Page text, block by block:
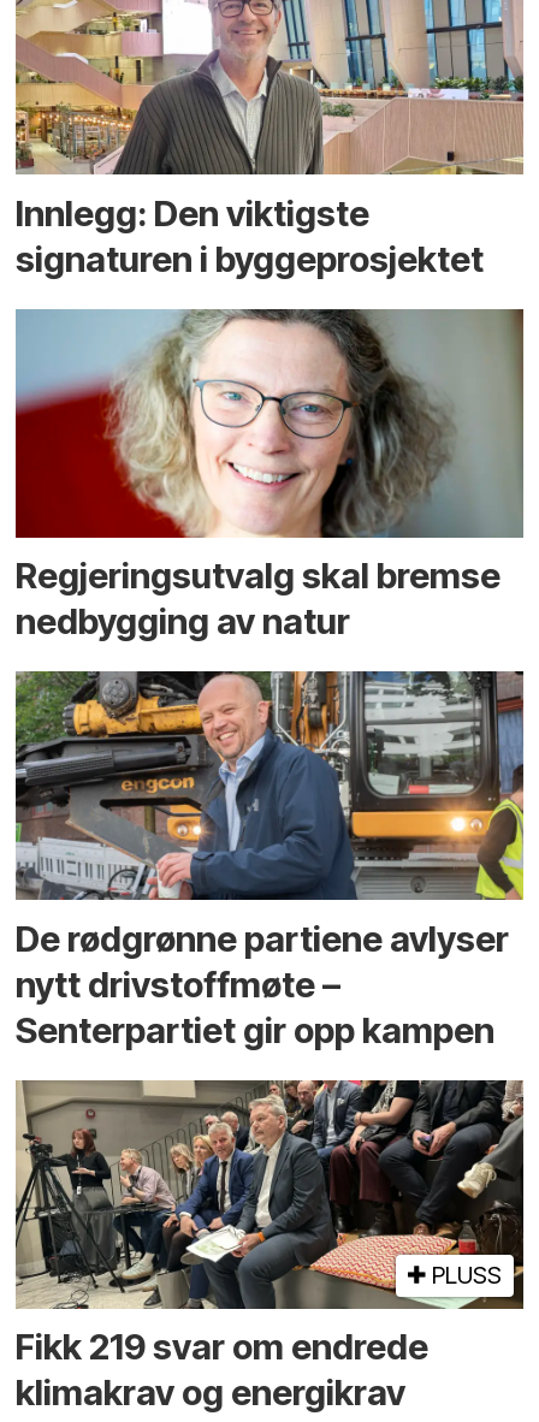
Innlegg: Den viktigste
signaturen i bygge­­prosjektet
Regjerings­utvalg skal bremse
ned­bygging av natur
De rødgrønne partiene avlyser
nytt drivstoffmøte –
Senterpartiet gir opp kampen
PLUSS
Fikk 219 svar om endrede
klimakrav og energikrav